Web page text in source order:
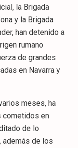
la Brigada
y la Brigada
han detenido a
rumano
de grandes
en Navarra y
meses, ha
cometidos en
de lo
además de los